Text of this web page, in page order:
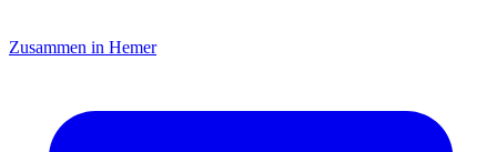
Zusammen in Hemer